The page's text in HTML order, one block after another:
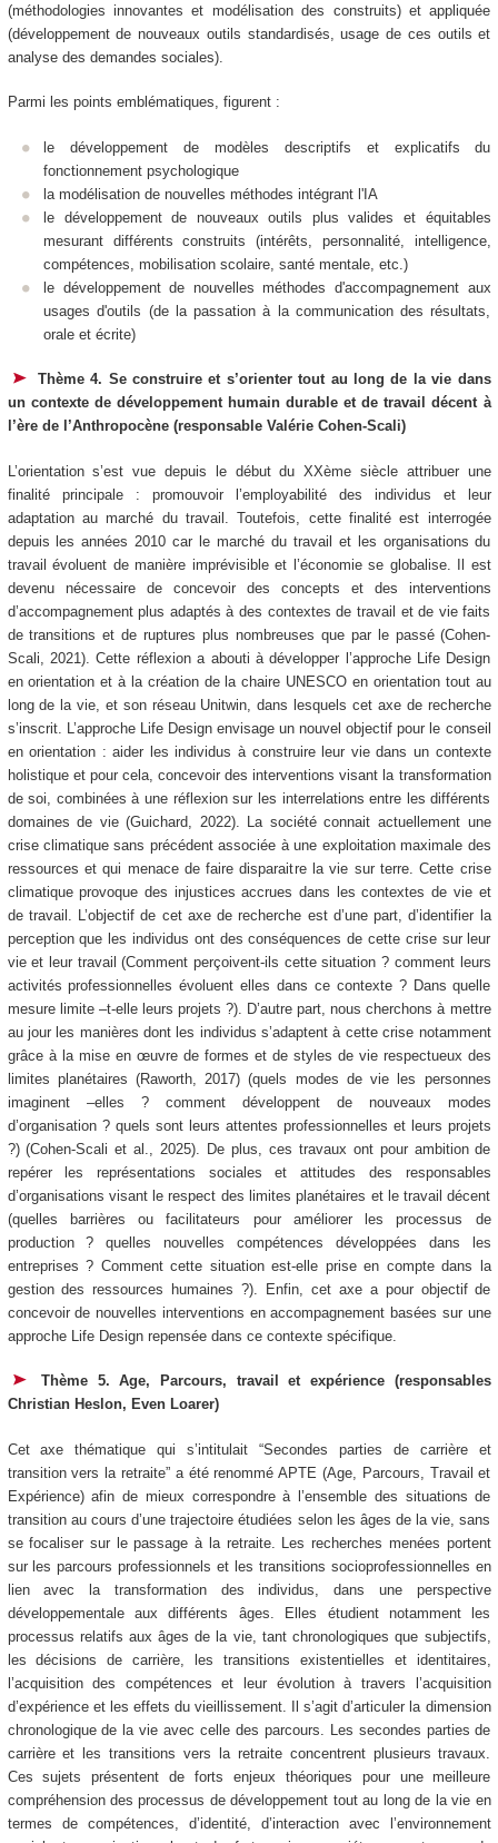
(méthodologies innovantes et modélisation des construits) et appliquée
(développement de nouveaux outils standardisés, usage de ces outils et
analyse des demandes sociales).
Parmi les points emblématiques, figurent :
le développement de modèles descriptifs et explicatifs du
fonctionnement psychologique
la modélisation de nouvelles méthodes intégrant l'IA
le développement de nouveaux outils plus valides et équitables
mesurant différents construits (intérêts, personnalité, intelligence,
compétences, mobilisation scolaire, santé mentale, etc.)
le développement de nouvelles méthodes d'accompagnement aux
usages d'outils (de la passation à la communication des résultats,
orale et écrite)
Thème 4. Se construire et s’orienter tout au long de la vie dans
un contexte de développement humain durable et de travail décent à
l’ère de l’Anthropocène (responsable Valérie Cohen-Scali)
L’orientation s’est vue depuis le début du XXème siècle attribuer une
finalité principale : promouvoir l’employabilité des individus et leur
adaptation au marché du travail. Toutefois, cette finalité est interrogée
depuis les années 2010 car le marché du travail et les organisations du
travail évoluent de manière imprévisible et l’économie se globalise. Il est
devenu nécessaire de concevoir des concepts et des interventions
d’accompagnement plus adaptés à des contextes de travail et de vie faits
de transitions et de ruptures plus nombreuses que par le passé (Cohen-
Scali, 2021). Cette réflexion a abouti à développer l’approche Life Design
en orientation et à la création de la chaire UNESCO en orientation tout au
long de la vie, et son réseau Unitwin, dans lesquels cet axe de recherche
s’inscrit. L’approche Life Design envisage un nouvel objectif pour le conseil
en orientation : aider les individus à construire leur vie dans un contexte
holistique et pour cela, concevoir des interventions visant la transformation
de soi, combinées à une réflexion sur les interrelations entre les différents
domaines de vie (Guichard, 2022). La société connait actuellement une
crise climatique sans précédent associée à une exploitation maximale des
ressources et qui menace de faire disparaitre la vie sur terre. Cette crise
climatique provoque des injustices accrues dans les contextes de vie et
de travail. L’objectif de cet axe de recherche est d’une part, d’identifier la
perception que les individus ont des conséquences de cette crise sur leur
vie et leur travail (Comment perçoivent-ils cette situation ? comment leurs
activités professionnelles évoluent elles dans ce contexte ? Dans quelle
mesure limite –t-elle leurs projets ?). D’autre part, nous cherchons à mettre
au jour les manières dont les individus s’adaptent à cette crise notamment
grâce à la mise en œuvre de formes et de styles de vie respectueux des
limites planétaires (Raworth, 2017) (quels modes de vie les personnes
imaginent –elles ? comment développent de nouveaux modes
d’organisation ? quels sont leurs attentes professionnelles et leurs projets
?) (Cohen-Scali et al., 2025). De plus, ces travaux ont pour ambition de
repérer les représentations sociales et attitudes des responsables
d’organisations visant le respect des limites planétaires et le travail décent
(quelles barrières ou facilitateurs pour améliorer les processus de
production ? quelles nouvelles compétences développées dans les
entreprises ? Comment cette situation est-elle prise en compte dans la
gestion des ressources humaines ?). Enfin, cet axe a pour objectif de
concevoir de nouvelles interventions en accompagnement basées sur une
approche Life Design repensée dans ce contexte spécifique.
Thème 5. Age, Parcours, travail et expérience (responsables
Christian Heslon, Even Loarer)
Cet axe thématique qui s’intitulait “Secondes parties de carrière et
transition vers la retraite” a été renommé APTE (Age, Parcours, Travail et
Expérience) afin de mieux correspondre à l’ensemble des situations de
transition au cours d’une trajectoire étudiées selon les âges de la vie, sans
se focaliser sur le passage à la retraite. Les recherches menées portent
sur les parcours professionnels et les transitions socioprofessionnelles en
lien avec la transformation des individus, dans une perspective
développementale aux différents âges. Elles étudient notamment les
processus relatifs aux âges de la vie, tant chronologiques que subjectifs,
les décisions de carrière, les transitions existentielles et identitaires,
l’acquisition des compétences et leur évolution à travers l’acquisition
d’expérience et les effets du vieillissement. Il s’agit d’articuler la dimension
chronologique de la vie avec celle des parcours. Les secondes parties de
carrière et les transitions vers la retraite concentrent plusieurs travaux.
Ces sujets présentent de forts enjeux théoriques pour une meilleure
compréhension des processus de développement tout au long de la vie en
termes de compétences, d’identité, d’interaction avec l’environnement